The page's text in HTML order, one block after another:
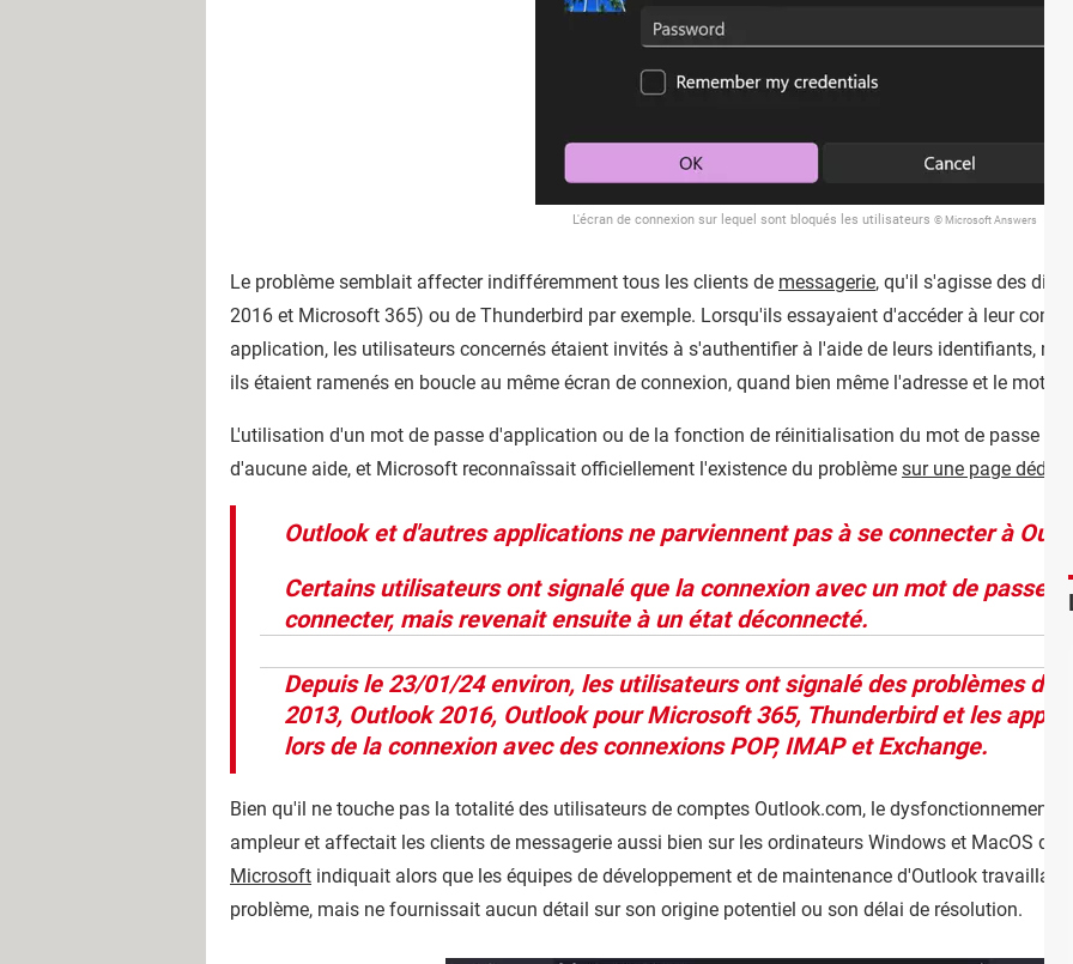
L'écran de connexion sur lequel sont bloqués les utilisateurs © Microsoft Answers
Le problème semblait affecter indifféremment tous les clients de messagerie, qu'il s'agisse des
2016 et Microsoft 365) ou de Thunderbird par exemple. Lorsqu'ils essayaient d'accéder à leur
application, les utilisateurs concernés étaient invités à s'authentifier à l'aide de leurs identifiants,
ils étaient ramenés en boucle au même écran de connexion, quand bien même l'adresse et le mot de
L'utilisation d'un mot de passe d'application ou de la fonction de réinitialisation du mot de passe ne
d'aucune aide, et Microsoft reconnaîssait officiellement l'existence du problème sur une page dédiée
Outlook et d'autres applications ne parviennent pas à se connecter à
Certains utilisateurs ont signalé que la connexion avec un mot de passe
connecter, mais revenait ensuite à un état déconnecté.
Depuis le 23/01/24 environ, les utilisateurs ont signalé des problèmes de
2013, Outlook 2016, Outlook pour Microsoft 365, Thunderbird et les
lors de la connexion avec des connexions POP, IMAP et Exchange.
Bien qu'il ne touche pas la totalité des utilisateurs de comptes Outlook.com, le dysfonctionnement
ampleur et affectait les clients de messagerie aussi bien sur les ordinateurs Windows et MacOS que
Microsoft indiquait alors que les équipes de développement et de maintenance d'Outlook travaillait
problème, mais ne fournissait aucun détail sur son origine potentiel ou son délai de résolution.